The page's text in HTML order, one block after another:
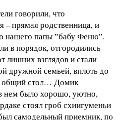
говорили, что
– прямая родственница, и
нашего папы ‟бабу Феню”.
в порядок, отгородились
лишних взглядов и стали
дружной семьей, вплоть до
общий стол… Домик
нем было хорошо, уютно,
стоял гроб схиигуменьи
самодельный приемник, по